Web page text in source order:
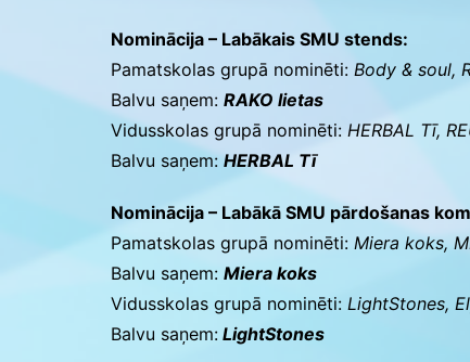
Nominācija – Labākais SMU stends:
Pamatskolas grupā nominēti: Body & soul,
Balvu saņem: RAKO lietas
Vidusskolas grupā nominēti: HERBAL Tī,
Balvu saņem: HERBAL Tī
Nominācija – Labākā SMU pārdošanas
Pamatskolas grupā nominēti: Miera koks,
Balvu saņem: Miera koks
Vidusskolas grupā nominēti: LightStones,
Balvu saņem: LightStones